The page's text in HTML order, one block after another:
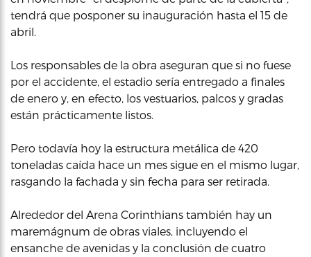
tendrá que posponer su inauguración hasta el 15 de
abril.
Los responsables de la obra aseguran que si no fuese
por el accidente, el estadio sería entregado a finales
de enero y, en efecto, los vestuarios, palcos y gradas
están prácticamente listos.
Pero todavía hoy la estructura metálica de 420
toneladas caída hace un mes sigue en el mismo lugar,
rasgando la fachada y sin fecha para ser retirada.
Alrededor del Arena Corinthians también hay un
maremágnum de obras viales, incluyendo el
ensanche de avenidas y la conclusión de cuatro